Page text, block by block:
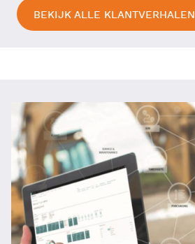
BEKIJK ALLE KLANTVERHALEN